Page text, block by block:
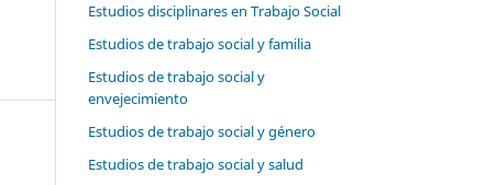
Estudios disciplinares en Trabajo Social
Estudios de trabajo social y familia
Estudios de trabajo social y
envejecimiento
Estudios de trabajo social y género
Estudios de trabajo social y salud